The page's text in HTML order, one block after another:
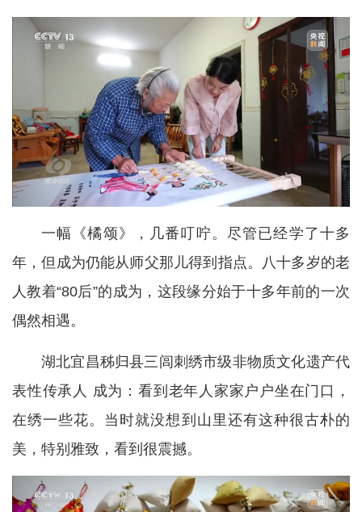
一幅《橘颂》，几番叮咛。尽管已经学了十多
年，但成为仍能从师父那儿得到指点。八十多岁的老
人教着“80后”的成为，这段缘分始于十多年前的一次
偶然相遇。
湖北宜昌秭归县三闾刺绣市级非物质文化遗产代
表性传承人 成为：看到老年人家家户户坐在门口，
在绣一些花。当时就没想到山里还有这种很古朴的
美，特别雅致，看到很震撼。